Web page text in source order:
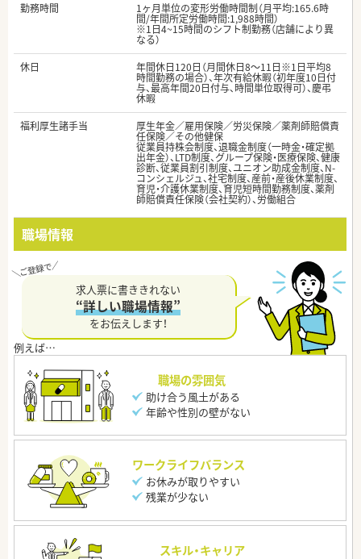
勤務時間
1ヶ月単位の変形労働時間制（月平均:165.6時
間/年間所定労働時間:1,988時間）
※1日4~15時間のシフト制勤務（店舗により異
なる）
休日
年間休日120日（月間休日8～11日※1日平均8
時間勤務の場合）、年次有給休暇（初年度10日付
与、最高年間20日付与、時間単位取得可）、慶弔
休暇
福利厚生諸手当
厚生年金／雇用保険／労災保険／薬剤師賠償責
任保険／その他健保
従業員持株会制度、退職金制度（一時金・確定拠
出年金）、LTD制度、グループ保険・医療保険、健康
診断、従業員割引制度、ユニオン助成金制度、N-
コンシェルジュ、社宅制度、産前・産後休業制度、
育児・介護休業制度、育児短時間勤務制度、薬剤
師賠償責任保険（会社契約）、労働組合
職場情報
求人票に書ききれない
“詳しい職場情報”
をお伝えします！
職場の雰囲気
助け合う風土がある
年齢や性別の壁がない
ワークライフバランス
お休みが取りやすい
残業が少ない
スキル・キャリア